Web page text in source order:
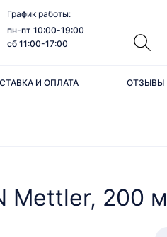
График работы:
пн-пт 10:00-19:00
сб 11:00-17:00
И ОПЛАТА ОТЗЫВЫ
Mettler, 200 м